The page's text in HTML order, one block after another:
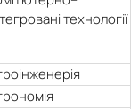
технології